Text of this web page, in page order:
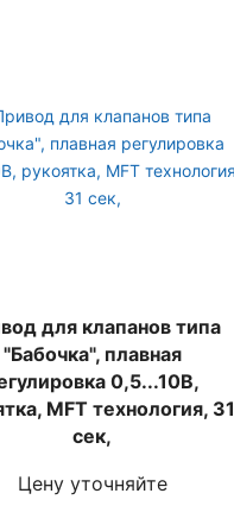
для клапанов типа
"Бабочка", плавная
0,5...10В,
MFT технология, 31
сек,
Цену уточняйте